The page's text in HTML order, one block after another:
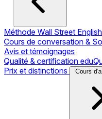
Méthode Wall Street English
Cours de conversation &
Avis et témoignages
Qualité & certification
Prix et distinctions
Cours